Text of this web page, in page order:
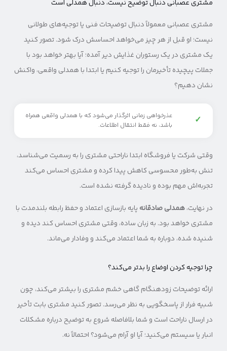
مشتری عصبانی دنبال توضیح نیست، دنبال همدلی است
مشتری عصبانی معمولاً دنبال توضیحات فنی یا توجیه‌های طولانی
نیست؛ او قبل از هر چیز می‌خواهد احساسش درک شود. تصور کنید
یک مشتری در یک رستوران غذایش دیر آمده؛ آیا بهتر خواهد بود با
جملات پیچیده تأخیرمان را توجیه کنیم یا ابتدا با همدلی واقعی، واکنش
نشان دهیم؟
✓
عذرخواهی زمانی اثرگذار می‌شود که با همدلی واقعی همراه
باشد، نه فقط انتقال اطلاعات.
وقتی شرکت یا فروشگاه ابتدا ناراحتی مشتری را به رسمیت می‌شناسد،
تنش به‌طور محسوسی کاهش پیدا کرده و مشتری احساس می‌کند
تجربه‌اش مهم بوده و نادیده گرفته نشده است.
در نهایت،همدلی صادقانه پایه‌ بازسازی اعتماد و حفظ رابطه‌ بلندمدت با
مشتری خواهد بود. به زبان ساده، وقتی مشتری احساس کند دیده و
شنیده شده، دوباره به شما اعتماد می‌کند و وفادار می‌ماند.
چرا توجیه کردن اوضاع را بدتر می‌کند؟
ارائه توضیحات زودهنگام گاهی خشم مشتری را بیشتر می‌کند، چون
شبیه فرار از پاسخگویی به نظر می‌رسد. تصور کنید مشتری بابت تأخیر
در ارسال ناراحت است و شما بلافاصله شروع به توضیح درباره مشکلات
انبار یا سیستم می‌کنید؛ آیا او آرام می‌شود؟ احتمالاً نه.